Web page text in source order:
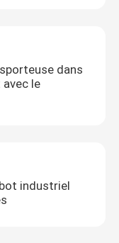
dans
le
industriel